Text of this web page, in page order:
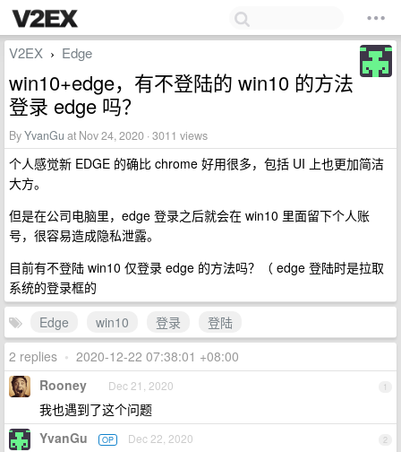
V2EX › Edge
win10+edge，有不登陆的 win10 的方法
登录 edge 吗？
ByYvanGu at Nov 24, 2020 · 3011 views
个人感觉新 EDGE 的确比 chrome 好用很多，包括 UI 上也更加简洁
大方。
但是在公司电脑里，edge 登录之后就会在 win10 里面留下个人账
号，很容易造成隐私泄露。
目前有不登陆 win10 仅登录 edge 的方法吗？（ edge 登陆时是拉取
系统的登录框的
Edge
win10 登录
登陆
2 replies • 2020-12-22 07:38:01 +08:00
1
Rooney Dec 21, 2020
我也遇到了这个问题
2
YvanGu OP Dec 22, 2020